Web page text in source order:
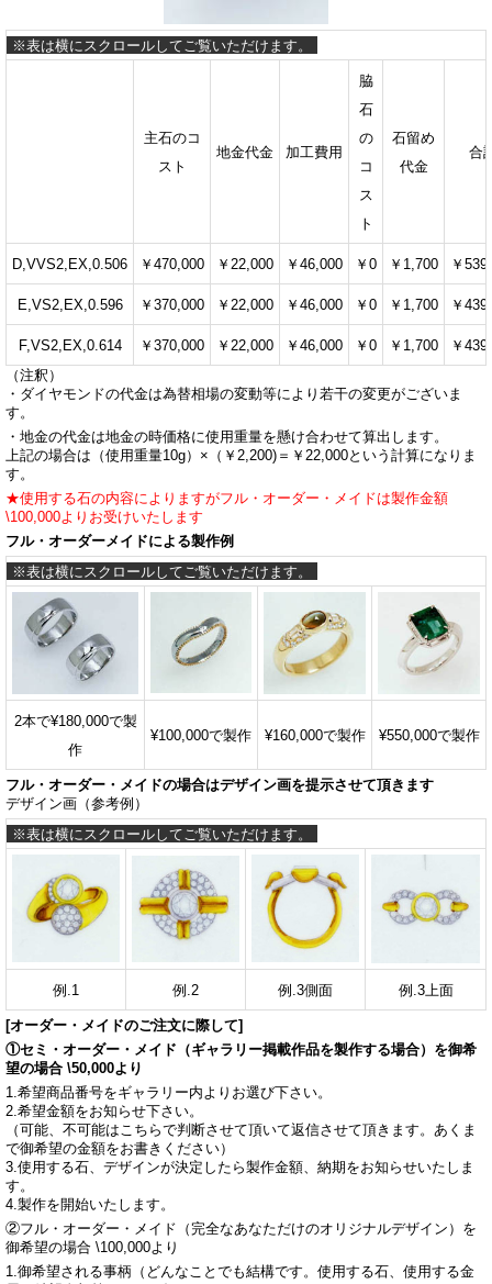
主石のコ
スト
地金代金 加工費用
脇
石
の
コ
ス
ト
石留め
代金
合
D,VVS2,EX,0.506 ￥470,000 ￥22,000 ￥46,000 ￥0 ￥1,700 ￥
E,VS2,EX,0.596 ￥370,000 ￥22,000 ￥46,000 ￥0 ￥1,700 ￥
F,VS2,EX,0.614 ￥370,000 ￥22,000 ￥46,000 ￥0 ￥1,700 ￥
（注釈）
・ダイヤモンドの代金は為替相場の変動等により若干の変更がございま
す。
・地金の代金は地金の時価格に使用重量を懸け合わせて算出します。
上記の場合は（使用重量10g）×（￥2,200)＝￥22,000という計算になりま
す。
★使用する石の内容によりますがフル・オーダー・メイドは製作金額
\100,000よりお受けいたします
フル・オーダーメイドによる製作例
2本で¥180,000で製
作
¥100,000で製作 ¥160,000で製作 ¥550,000で製作
フル・オーダー・メイドの場合はデザイン画を提示させて頂きます
デザイン画（参考例）
例.1 例.2 例.3側面 例.3上面
[オーダー・メイドのご注文に際して]
①セミ・オーダー・メイド（ギャラリー掲載作品を製作する場合）を御希
望の場合 \50,000より
1.希望商品番号をギャラリー内よりお選び下さい。
2.希望金額をお知らせ下さい。
（可能、不可能はこちらで判断させて頂いて返信させて頂きます。あくま
で御希望の金額をお書きください）
3.使用する石、デザインが決定したら製作金額、納期をお知らせいたしま
す。
4.製作を開始いたします。
②フル・オーダー・メイド（完全なあなただけのオリジナルデザイン）を
御希望の場合 \100,000より
1.御希望される事柄（どんなことでも結構です。使用する石、使用する金